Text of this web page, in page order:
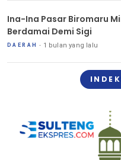
Ina-Ina Pasar Biromaru
Berdamai Demi Sigi
DAERAH 1 bulan yang lalu